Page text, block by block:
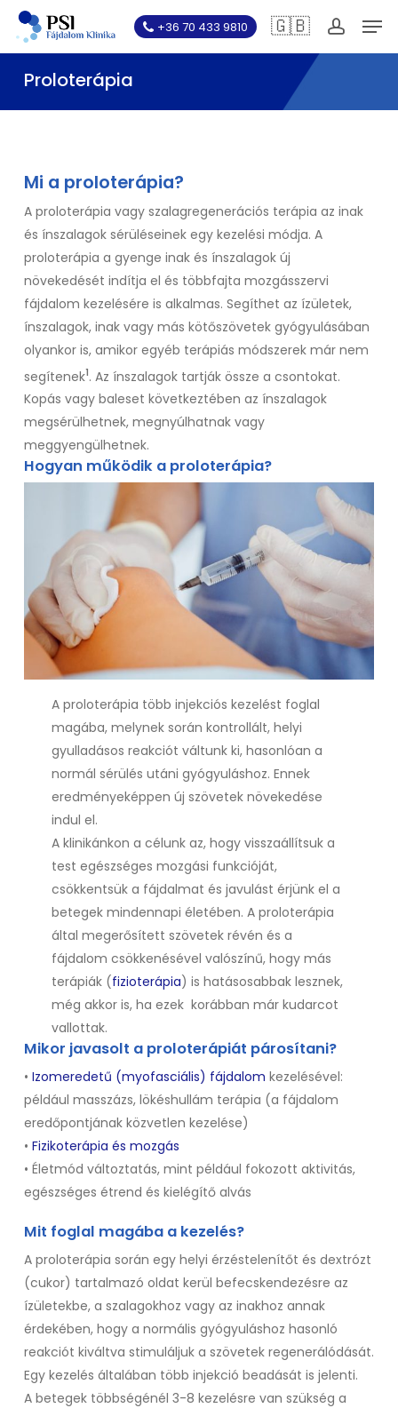
Skip
main
content
+36 70 433 9810 🇬🇧
Proloterápia
Mi a proloterápia?
A proloterápia vagy szalagregenerációs terápia az inak
és ínszalagok sérüléseinek egy kezelési módja. A
proloterápia a gyenge inak és ínszalagok új
növekedését indítja el és többfajta mozgásszervi
fájdalom kezelésére is alkalmas. Segíthet az ízületek,
ínszalagok, inak vagy más kötőszövetek gyógyulásában
olyankor is, amikor egyéb terápiás módszerek már nem
segítenek1. Az ínszalagok tartják össze a csontokat.
Kopás vagy baleset következtében az ínszalagok
megsérülhetnek, megnyúlhatnak vagy
meggyengülhetnek.
Hogyan működik a proloterápia?
A proloterápia több injekciós kezelést foglal
magába, melynek során kontrollált, helyi
gyulladásos reakciót váltunk ki, hasonlóan a
normál sérülés utáni gyógyuláshoz. Ennek
eredményeképpen új szövetek növekedése
indul el.
A klinikánkon a célunk az, hogy visszaállítsuk a
test egészséges mozgási funkcióját,
csökkentsük a fájdalmat és javulást érjünk el a
betegek mindennapi életében. A proloterápia
által megerősített szövetek révén és a
fájdalom csökkenésével valószínű, hogy más
terápiák (fizioterápia) is hatásosabbak lesznek,
még akkor is, ha ezek korábban már kudarcot
vallottak.
Mikor javasolt a proloterápiát párosítani?
• Izomeredetű (myofasciális) fájdalom kezelésével:
például masszázs, lökéshullám terápia (a fájdalom
eredőpontjának közvetlen kezelése)
• Fizikoterápia és mozgás
• Életmód változtatás, mint például fokozott aktivitás,
egészséges étrend és kielégítő alvás
Mit foglal magába a kezelés?
A proloterápia során egy helyi érzéstelenítőt és dextrózt
(cukor) tartalmazó oldat kerül befecskendezésre az
ízületekbe, a szalagokhoz vagy az inakhoz annak
érdekében, hogy a normális gyógyuláshoz hasonló
reakciót kiváltva stimuláljuk a szövetek regenerálódását.
Egy kezelés általában több injekció beadását is jelenti.
A betegek többségénél 3-8 kezelésre van szükség a